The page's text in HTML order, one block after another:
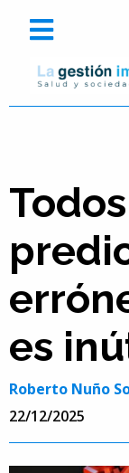
es
Roberto Nuño
22/12/2025